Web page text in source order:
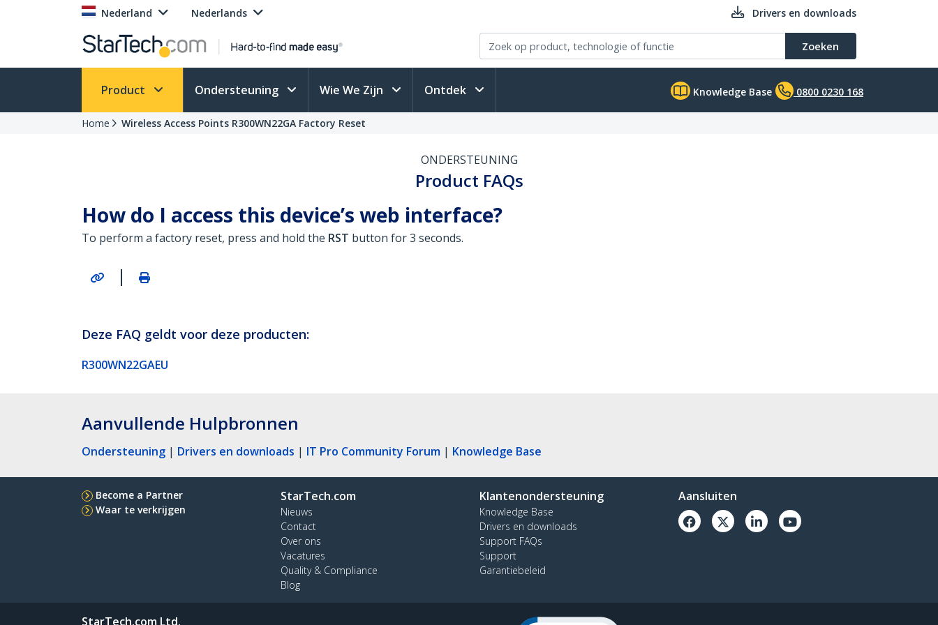
Nederland Nederlands Drivers en downloads
Zoeken
Product Ondersteuning Wie We Zijn Ontdek Knowledge Base 0800 0230 168
Home Wireless Access Points R300WN22GA Factory Reset
ONDERSTEUNING
Product FAQs
How do I access this device’s web interface?
To perform a factory reset, press and hold the RST button for 3 seconds.
|
Deze FAQ geldt voor deze producten:
R300WN22GAEU
Aanvullende Hulpbronnen
Ondersteuning | Drivers en downloads | IT Pro Community Forum | Knowledge Base
Become a Partner
Waar te verkrijgen
StarTech.com
Nieuws
Contact
Over ons
Vacatures
Quality & Compliance
Blog
Klantenondersteuning
Knowledge Base
Drivers en downloads
Support FAQs
Support
Garantiebeleid
Aansluiten
StarTech.com Ltd.